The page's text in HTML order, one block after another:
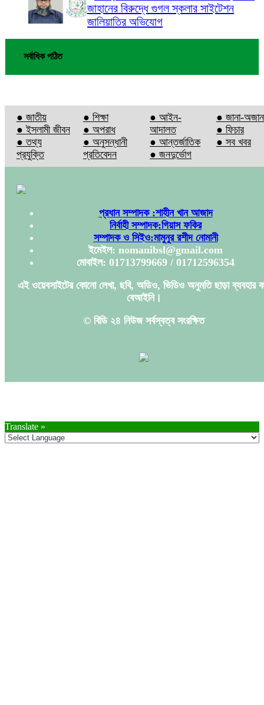
জাহানের বিরুদ্ধে গুগল স্কলার সাইটেশন
জালিয়াতির অভিযোগ
সর্বাধিক পঠিত
● জাতীয়
● ইসলামী জীবন
● তথ্য
প্রযুক্তি
● শিক্ষা
● অপরাধ
● অনুসন্ধানী
প্রতিবেদন
● আইন-
আদালত
● আন্তর্জাতিক
● জনদুর্ভোগ
● জানা-
● ফিচার
● সব খবর
প্রধান সম্পাদক :শাহীন খান আজাদ
নির্বাহী সম্পাদক:গিয়াস ফকির
সম্পাদক ও সিইও:মামুনুর রশীদ নোমানী
ইমেইল: nomanibsl@gmail.com
মোবাইল: 01713799669 / 01712596354
এই ওয়েবসাইটের কোনো লেখা, ছবি, অডিও, ভিডিও অনুমতি ছাড়া ব্যবহার
বেআইনি।
© বিডি ২৪ নিউজ সর্বস্বত্ব সংরক্ষিত
Translate »